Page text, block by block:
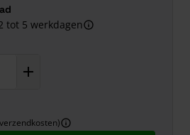
tot 5 werkdagen